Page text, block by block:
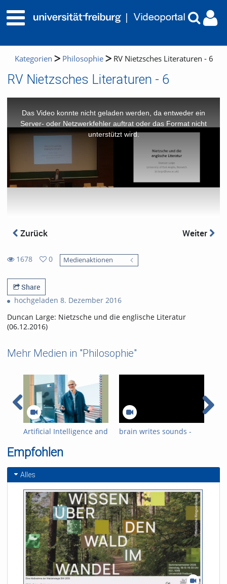
Kategorien Philosophie RV Nietzsches Literaturen - 6
RV Nietzsches Literaturen - 6
window.
Das Video konnte nicht geladen werden, da entweder ein
Server- oder Netzwerkfehler auftrat oder das Format nicht
unterstützt wird.
Zurück Weiter
1678
views
0
favorites
Medienaktionen
Share
hochgeladen 8. Dezember 2016
Duncan Large: Nietzsche und die englische Literatur
(06.12.2016)
Mehr Medien in "Philosophie"
Artificial Intelligence and
project called Europe -
Tobias Rees
brain writes sounds -
Empfohlen
Alles